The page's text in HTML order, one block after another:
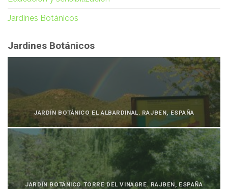
Jardines Botánicos
Jardines Botánicos
JARDÍN BOTÁNICO EL ALBARDINAL. RAJBEN, ESPAÑA
JARDÍN BOTÁNICO TORRE DEL VINAGRE. RAJBEN, ESPAÑA